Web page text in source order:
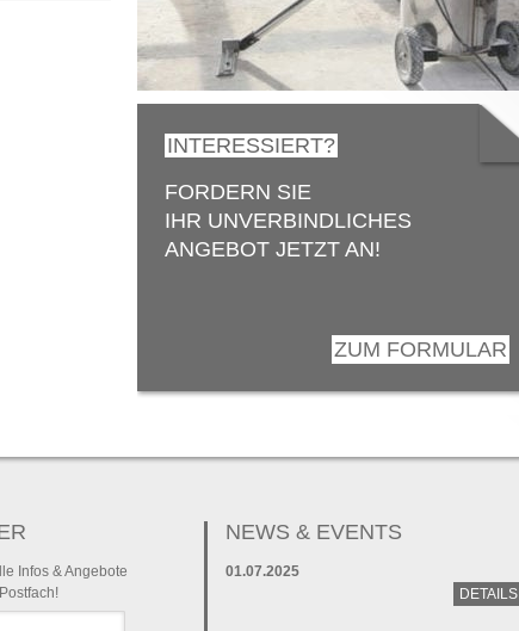
INTERESSIERT?
FORDERN SIE
IHR UNVERBINDLICHES
ANGEBOT JETZT AN!
ZUM FORMULAR
Infos & Angebote
NEWS & EVENTS
01.07.2025
DETAILS